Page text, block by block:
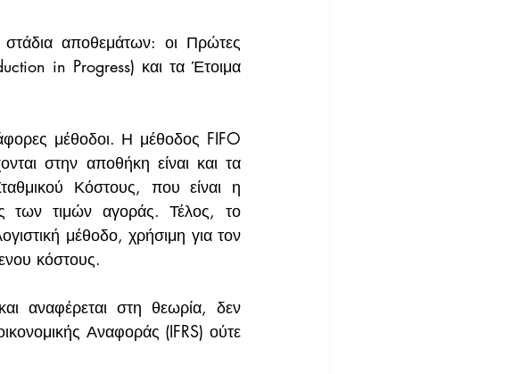
στάδια αποθεμάτων: οι Πρώτες
in Progress) και τα Έτοιμα
μέθοδοι. Η μέθοδος FIFO
στην αποθήκη είναι και τα
Κόστους, που είναι η
των τιμών αγοράς. Τέλος, το
μέθοδο, χρήσιμη για τον
κόστους.
αναφέρεται στη θεωρία, δεν
Αναφοράς (IFRS) ούτε